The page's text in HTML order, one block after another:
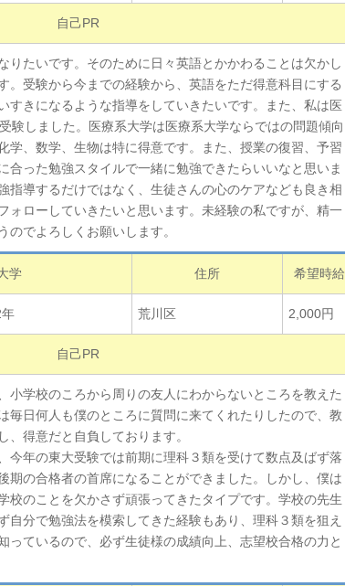
自己PR
りたいです。そのために日々英語とかかわることは欠かし
。受験から今までの経験から、英語をただ得意科目にする
すきになるような指導をしていきたいです。また、私は医
験しました。医療系大学は医療系大学ならではの問題傾向
学、数学、生物は特に得意です。また、授業の復習、予習
合った勉強スタイルで一緒に勉強できたらいいなと思いま
指導するだけではなく、生徒さんの心のケアなども良き相
ォローしていきたいと思います。未経験の私ですが、精一
でよろしくお願いします。
学 住所 希望時給
荒川区 2,000円
自己PR
小学校のころから周りの友人にわからないところを教えた
毎日何人も僕のところに質問に来てくれたりしたので、教
、得意だと自負しております。
今年の東大受験では前期に理科３類を受けて数点及ばず落
期の合格者の首席になることができました。しかし、僕は
校のことを欠かさず頑張ってきたタイプです。学校の先生
自分で勉強法を模索してきた経験もあり、理科３類を狙え
っているので、必ず生徒様の成績向上、志望校合格の力と